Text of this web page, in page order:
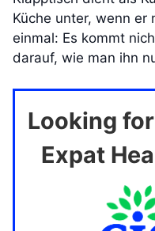
Küche unter, wenn
einmal: Es kommt
darauf, wie man ihn
Looking
Expat